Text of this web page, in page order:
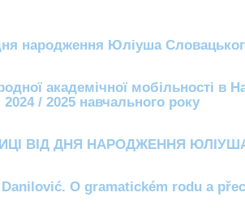
народження Юліуша
академічної мобільності в
2024 / 2025 навчального року
ВІД ДНЯ НАРОДЖЕННЯ
O gramatickém rodu a